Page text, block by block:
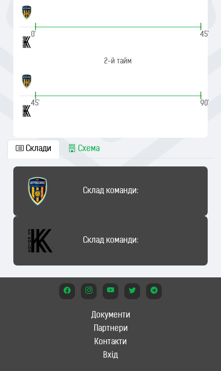
|
0'
|
45'
2-й тайм
|
45'
|
90'
Склади Схема
Склад команди:
Склад команди:
Документи
Партнери
Контакти
Вхід